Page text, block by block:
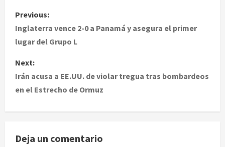
P
o
t
n
a
v
Previous:
Inglaterra vence 2-0 a Panamá y asegura el primer
lugar del Grupo L
Next:
Irán acusa a EE.UU. de violar tregua tras bombardeos
en el Estrecho de Ormuz
Deja un comentario